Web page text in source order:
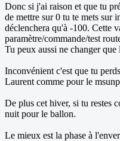
Donc si j'ai raison et que tu
de mettre sur 0 tu te mets sur
déclenchera qu'à -100. Cette
paramètre/commande/test
Tu peux aussi ne changer
Inconvénient c'est que tu
Laurent comme pour le
De plus cet hiver, si tu restes
nuit pour le ballon.
Le mieux est la phase à